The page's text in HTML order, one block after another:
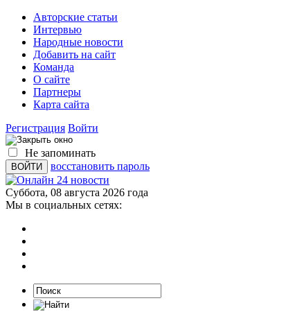
Авторские статьи
Интервью
Народные новости
Добавить на сайт
Команда
О сайте
Партнеры
Карта сайта
Регистрация Войти
Не запоминать
восстановить пароль
Суббота, 08 августа 2026 года
Мы в социальных сетях: